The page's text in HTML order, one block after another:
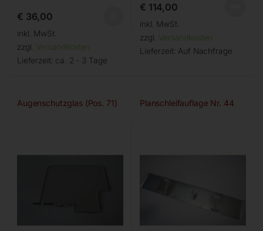
€ 36,00
inkl. MwSt.
zzgl. Versandkosten
Lieferzeit: ca. 2 - 3 Tage
€ 114,00
inkl. MwSt.
zzgl. Versandkosten
Lieferzeit: Auf Nachfrage
Augenschutzglas (Pos. 71) Planschleifauflage Nr. 44